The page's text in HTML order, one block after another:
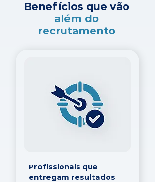
Benefícios que vão
além do
recrutamento
Profissionais que
entregam resultados